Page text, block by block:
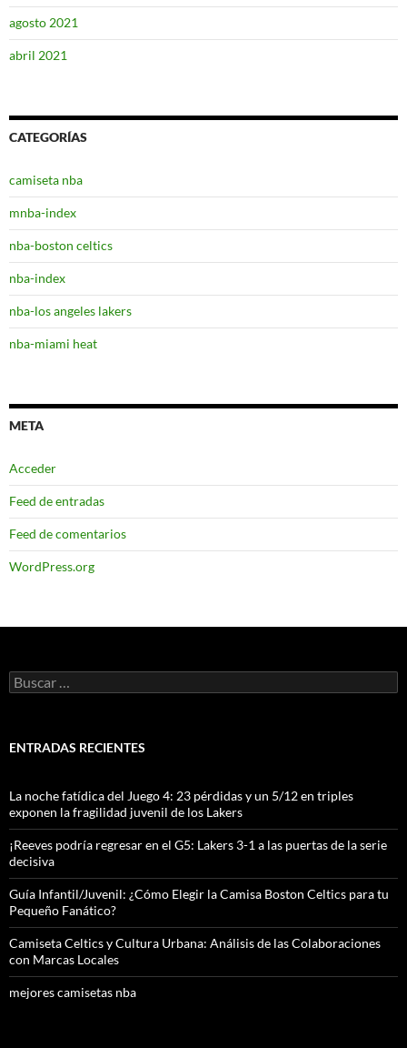
agosto 2021
abril 2021
CATEGORÍAS
camiseta nba
mnba-index
nba-boston celtics
nba-index
nba-los angeles lakers
nba-miami heat
META
Acceder
Feed de entradas
Feed de comentarios
WordPress.org
Buscar:
ENTRADAS RECIENTES
La noche fatídica del Juego 4: 23 pérdidas y un 5/12 en triples
exponen la fragilidad juvenil de los Lakers
¡Reeves podría regresar en el G5: Lakers 3-1 a las puertas de la serie
decisiva
Guía Infantil/Juvenil: ¿Cómo Elegir la Camisa Boston Celtics para tu
Pequeño Fanático?
Camiseta Celtics y Cultura Urbana: Análisis de las Colaboraciones
con Marcas Locales
mejores camisetas nba